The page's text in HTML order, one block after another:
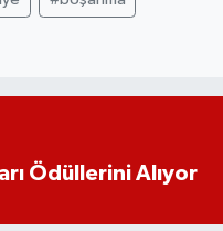
Ödüllerini Alıyor